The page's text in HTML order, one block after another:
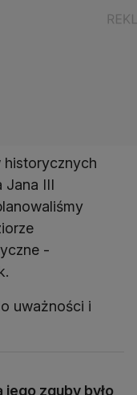
historycznych
Jana III
-
uważności i
jego zguby było